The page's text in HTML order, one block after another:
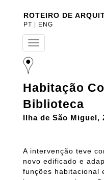
ROTEIRO DE
PT ENG
T
o
g
e
n
a
v
t
i
o
Habitação
Biblioteca
Ilha de São Miguel,
A intervenção teve
novo edificado e
funções habitacional